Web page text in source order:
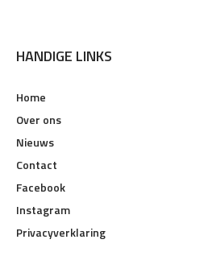
HANDIGE LINKS
Home
Over ons
Nieuws
Contact
Facebook
Instagram
Privacyverklaring